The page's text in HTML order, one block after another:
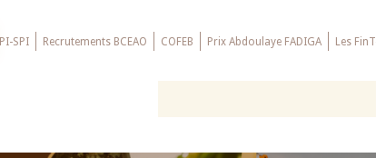
PI-SPI Recrutements BCEAO COFEB Prix Abdoulaye FADIGA Les